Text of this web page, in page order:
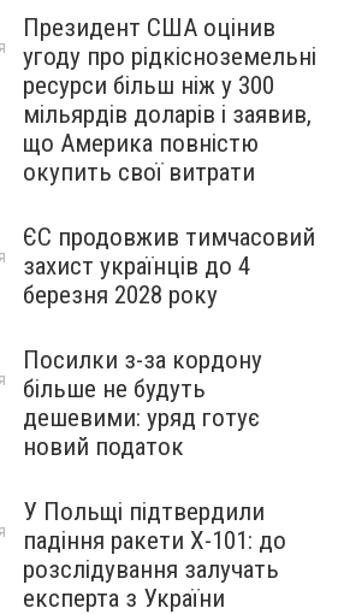
Президент США оцінив
угоду про рідкісноземельні
ресурси більш ніж у 300
мільярдів доларів і заявив,
що Америка повністю
окупить свої витрати
ЄС продовжив тимчасовий
захист українців до 4
березня 2028 року
Посилки з-за кордону
більше не будуть
дешевими: уряд готує
новий податок
У Польщі підтвердили
падіння ракети Х-101: до
розслідування залучать
експерта з України